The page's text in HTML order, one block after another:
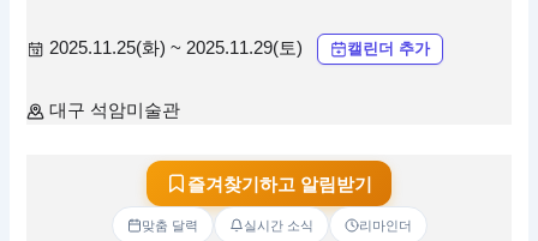
2025.11.25(화) ~ 2025.11.29(토) 캘린더 추가
대구 석암미술관
즐겨찾기하고 알림받기
맞춤 달력 실시간 소식 리마인더